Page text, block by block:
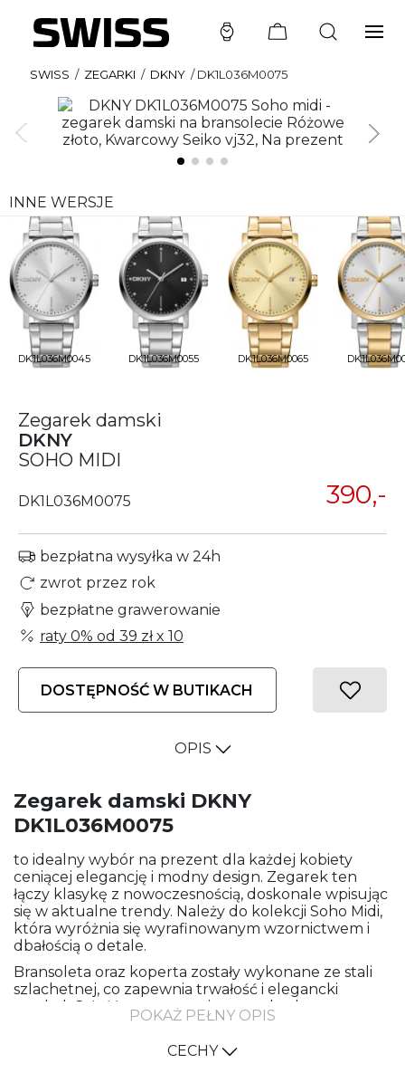
SWISS / ZEGARKI / DKNY /DK1L036M0075
INNE WERSJE
DK1L036M0045 DK1L036M0055 DK1L036M0065
Zegarek damski
DKNY
SOHO MIDI
DK1L036M0075 390,-
bezpłatna wysyłka w 24h
zwrot przez rok
bezpłatne grawerowanie
raty 0% od 39 złx 10
DOSTĘPNOŚĆ W BUTIKACH
OPIS
Zegarek damski DKNY
DK1L036M0075
to idealny wybór na prezent dla każdej kobiety
ceniącej elegancję i modny design. Zegarek ten
łączy klasykę z nowoczesnością, doskonale wpisując
się w aktualne trendy. Należy do kolekcji Soho Midi,
która wyróżnia się wyrafinowanym wzornictwem i
dbałością o detale.
Bransoleta oraz koperta zostały wykonane ze stali
szlachetnej, co zapewnia trwałość i elegancki
wygląd. Całość utrzymana jest w subtelnym
odcieniu różowego złota, nadając zegarkowi kobiecy
i luksusowy charakter. Klasyczny, okrągły kształt
koperty harmonijnie komponuje się z nadgarstkiem,
POKAŻ PEŁNY OPIS
CECHY